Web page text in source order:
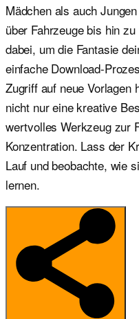
Mädchen als auch
über Fahrzeuge bis hin
dabei, um die Fantasie
einfache Download-
Zugriff auf neue Vorlagen
nicht nur eine kreative
wertvolles Werkzeug zur
Konzentration. Lass der
Lauf und beobachte, wie
lernen.